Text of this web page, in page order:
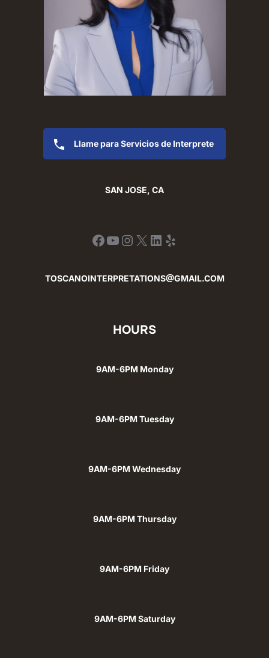
Llame para Servicios de Interprete
SAN JOSE, CA
Facebook
YouTube
Instagram
X LinkedIn
Yelp
TOSCANOINTERPRETATIONS@GMAIL.COM
HOURS
9AM-6PM Monday
9AM-6PM Tuesday
9AM-6PM Wednesday
9AM-6PM Thursday
9AM-6PM Friday
9AM-6PM Saturday